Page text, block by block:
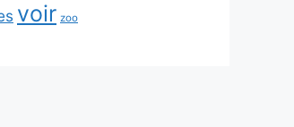
voir zoo